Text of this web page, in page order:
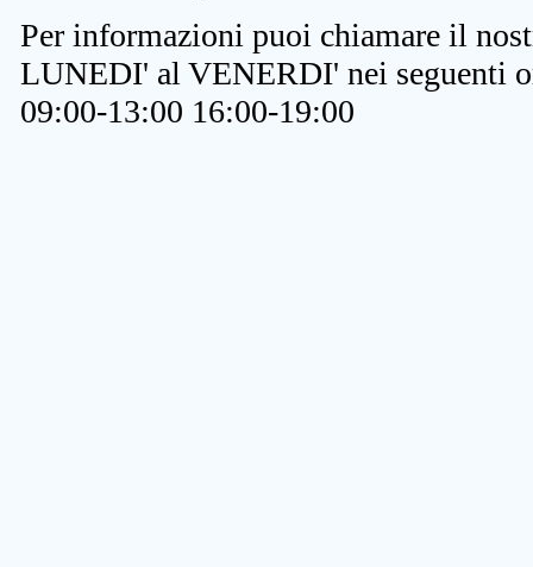
Per informazioni puoi chiamare il
LUNEDI' al VENERDI' nei seguenti
09:00-13:00 16:00-19:00